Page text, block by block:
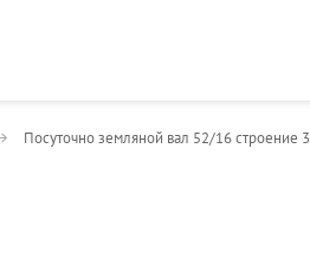
Посуточно земляной вал 52/16 строение 3